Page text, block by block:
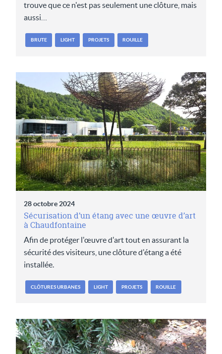
trouve que ce n'est pas seulement une clôture, mais
aussi…
BRUTE LIGHT PROJETS ROUILLE
28 octobre 2024
Sécurisation d’un étang avec une œuvre d’art
à Chaudfontaine
Afin de protéger l'œuvre d'art tout en assurant la
sécurité des visiteurs, une clôture d'étang a été
installée.
CLÔTURES URBANES LIGHT PROJETS ROUILLE